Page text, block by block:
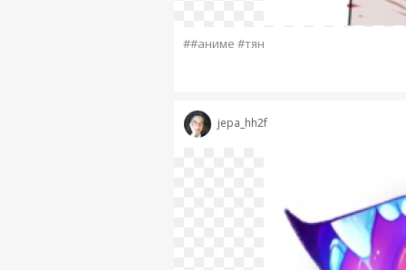
##аниме #тян
jepa_hh2f